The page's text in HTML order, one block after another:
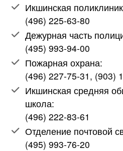
Икшинская
(496) 225-63-80
Дежурная часть
(495) 993-94-00
Пожарная охрана:
(496) 227-75-31, (903)
Икшинская средняя
школа:
(496) 222-83-61
Отделение почтовой
(495) 993-76-20